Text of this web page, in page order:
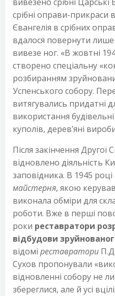
срібні оправи-прикраси
Євангелія в срібних
вдалося повернути
вивезе ног. «В жовтні
створено спеціальну
розбиранням
Успенського собору.
витягувались придатні
використання
куполів, дерев’яні
Після закінчення Другої
відновлено діяльність
заповідника. В 1945 році
майстерня, якою
виконала обміри для
роботи. Вже в перші
роки реставратори
відбудови
відомі реставратори
Сухов пропонували
відновленні собору не
збереглися, але й усі